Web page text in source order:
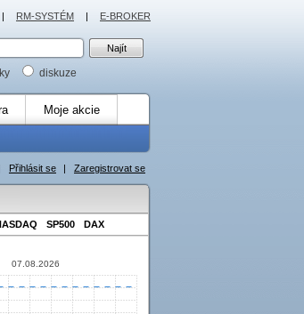
diskuze
Moje akcie
Přihlásit se | Zaregistrovat se
SP500 DAX
07.08.2026
| RM-SYSTÉM | E-BROKER